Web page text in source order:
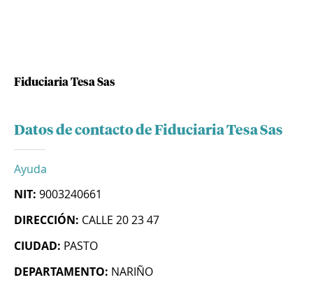
Fiduciaria Tesa Sas
Datos de contacto de Fiduciaria Tesa Sas
Ayuda
NIT: 9003240661
DIRECCIÓN: CALLE 20 23 47
CIUDAD: PASTO
DEPARTAMENTO: NARIÑO